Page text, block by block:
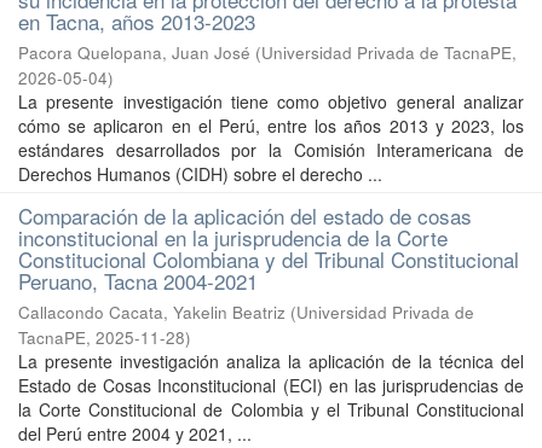
en Tacna, años 2013-2023
Pacora Quelopana, Juan José (Universidad Privada de TacnaPE,
2026-05-04)
La presente investigación tiene como objetivo general analizar
cómo se aplicaron en el Perú, entre los años 2013 y 2023, los
estándares desarrollados por la Comisión Interamericana de
Derechos Humanos (CIDH) sobre el derecho ...
Comparación de la aplicación del estado de cosas
inconstitucional en la jurisprudencia de la Corte
Constitucional Colombiana y del Tribunal Constitucional
Peruano, Tacna 2004-2021
Callacondo Cacata, Yakelin Beatriz (Universidad Privada de
TacnaPE, 2025-11-28)
La presente investigación analiza la aplicación de la técnica del
Estado de Cosas Inconstitucional (ECI) en las jurisprudencias de
la Corte Constitucional de Colombia y el Tribunal Constitucional
del Perú entre 2004 y 2021, ...